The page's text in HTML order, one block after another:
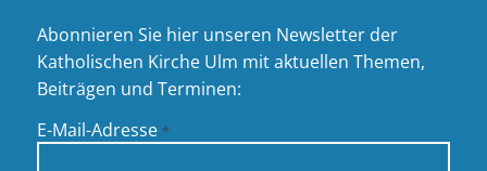
Abonnieren Sie hier unseren Newsletter der
Katholischen Kirche Ulm mit aktuellen Themen,
Beiträgen und Terminen:
E-Mail-Adresse *